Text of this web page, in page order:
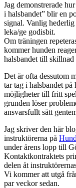
Jag demonstrerade
i halsbandet” blir en
signal. Vanlig
leka/ge godisbit.
Om träningen
kommer hunden
halsbandet till skillnad
Det är ofta dessutom
tar tag i halsbandet
möjligheter till fritt
grunden löser
ansvarsfullt sätt
Jag skriver den här
instruktörerna på
under årens lopp till
Kontaktkontraktets
delen åt
Vi kommer att utgå
par veckor sedan.